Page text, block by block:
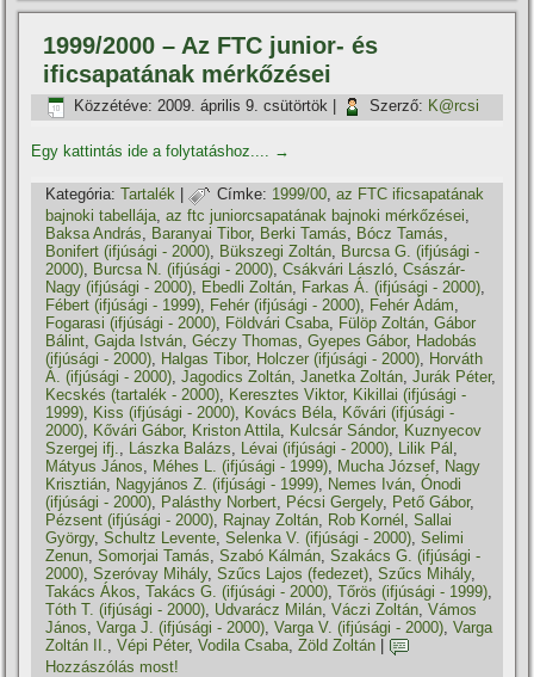
1999/2000 – Az FTC junior- és
ificsapatának mérkőzései
Közzétéve: 2009. április 9. csütörtök Szerző: K@rcsi
Egy kattintás ide a folytatáshoz.... →
Kategória: Tartalék | Címke: 1999/00,az FTC ificsapatának
bajnoki tabellája ,az ftc juniorcsapatának bajnoki mérkőzései
Baksa András
Baranyai Tibor, Berki Tamás Bócz Tamás
Bonifert (ifjúsági - 2000)
Bükszegi Zoltán
Burcsa G. (ifjúsági -
2000)
Burcsa N. (ifjúsági - 2000) ,Csákvári László ,Császár-
Nagy (ifjúsági - 2000)
Ebedli Zoltán Farkas Á. (ifjúsági - 2000)
Fébert (ifjúsági - 1999)
Fehér (ifjúsági - 2000) Fehér Ádám
Fogarasi (ifjúsági - 2000)
Földvári Csaba Fülöp Zoltán ,Gábor
Bálint ,Gajda István ,Géczy Thomas ,Gyepes Gábor, Hadobás
(ifjúsági - 2000)
Halgas Tibor, Holczer (ifjúsági - 2000)
Horváth
Á. (ifjúsági - 2000) ,Jagodics Zoltán ,Janetka Zoltán ,Jurák Péter,
Kecskés (tartalék - 2000)
Keresztes Viktor, Kikillai (ifjúsági -
1999)
Kiss (ifjúsági - 2000) Kovács Béla
Kővári (ifjúsági -
2000)
Kővári Gábor, Kriston Attila Kulcsár Sándor, Kuznyecov
Szergej ifj.
Lászka Balázs Lévai (ifjúsági - 2000) Lilik Pál
Mátyus János
Méhes L. (ifjúsági - 1999) Mucha József
Nagy
Krisztián
Nagyjános Z. (ifjúsági - 1999) Nemes Iván ,Ónodi
(ifjúsági - 2000)
Palásthy Norbert Pécsi Gergely, Pető Gábor,
Pézsent (ifjúsági - 2000)
Rajnay Zoltán Rob Kornél ,Sallai
György,Schultz Levente ,Selenka V. (ifjúsági - 2000) ,Selimi
Zenun ,Somorjai Tamás ,Szabó Kálmán ,Szakács G. (ifjúsági -
2000) ,Szeróvay Mihály,Szűcs Lajos (fedezet) ,Szűcs Mihály,
Takács Ákos ,Takács G. (ifjúsági - 2000) ,Tőrös (ifjúsági - 1999)
Tóth T. (ifjúsági - 2000) Udvarácz Milán ,Váczi Zoltán ,Vámos
János ,Varga J. (ifjúsági - 2000) ,Varga V. (ifjúsági - 2000) ,Varga
Zoltán II.,Vépi Péter,Vodila Csaba,Zöld Zoltán
Hozzászólás most!